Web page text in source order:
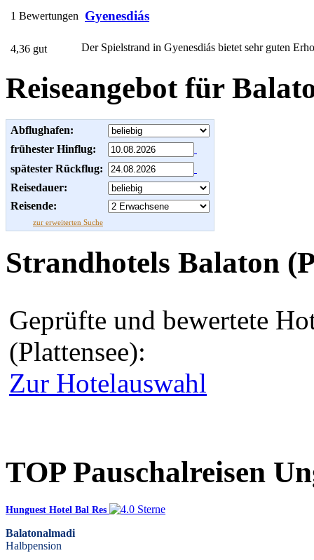
1 Bewertungen Gyenesdiás
Der Spielstrand in Gyenesdiás bietet sehr guten
4,36 gut
Reiseangebot für
Abflughafen:
frühester Hinflug:
spätester Rückflug:
Reisedauer:
Reisende:
zur erweiterten Suche
Strandhotels Balaton
Geprüfte und bewertete
(Plattensee):
Zur Hotelauswahl
TOP Pauschalreisen
Hunguest Hotel Bal Res
Balatonalmadi
Halbpension